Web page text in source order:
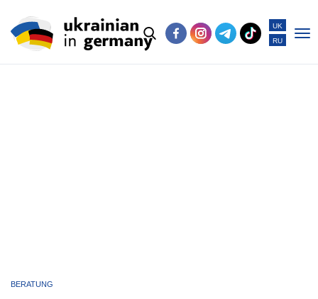
UK
RU
BERATUNG